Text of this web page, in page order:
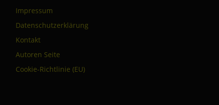
Impressum
Datenschutzerklärung
Kontakt
Autoren Seite
Cookie-Richtlinie (EU)